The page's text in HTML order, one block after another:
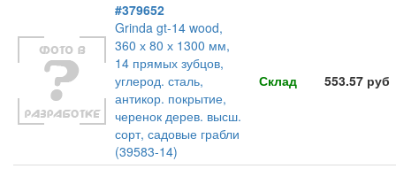
#379652
Grinda gt-14 wood,
360 х 80 х 1300 мм,
14 прямых зубцов,
углерод. сталь,
антикор. покрытие,
черенок дерев. высш.
сорт, садовые грабли
(39583-14)
Склад 553.57 руб